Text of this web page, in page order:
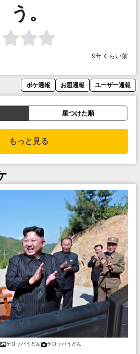
う。
9年くらい前
ボケ通報 お題通報 ユーザー通報
星つけた順
もっと見る
ゲロッパうどん ゲロッパうどん